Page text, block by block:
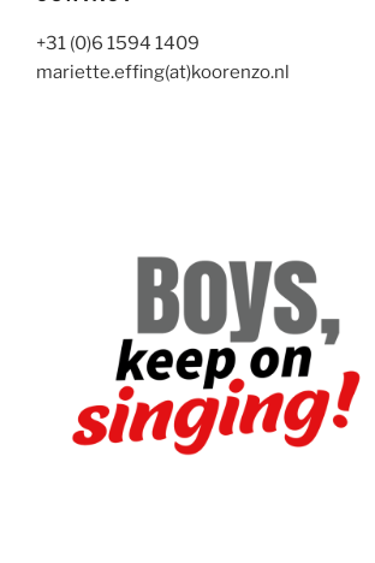
+31 (0)6 1594 1409
mariette.effing(at)koorenzo.nl